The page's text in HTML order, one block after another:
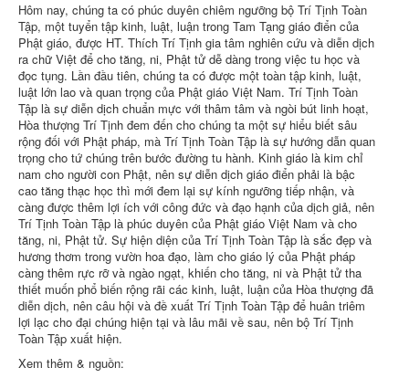
Hôm nay, chúng ta có phúc duyên chiêm ngưỡng bộ Trí Tịnh Toàn
Tập, một tuyển tập kinh, luật, luận trong Tam Tạng giáo điển của
Phật giáo, được HT. Thích Trí Tịnh gia tâm nghiên cứu và diễn dịch
ra chữ Việt để cho tăng, ni, Phật tử dễ dàng trong việc tu học và
đọc tụng. Lần đầu tiên, chúng ta có được một toàn tập kinh, luật,
luật lớn lao và quan trọng của Phật giáo Việt Nam. Trí Tịnh Toàn
Tập là sự diễn dịch chuẩn mực với thâm tâm và ngòi bút linh hoạt,
Hòa thượng Trí Tịnh đem đến cho chúng ta một sự hiểu biết sâu
rộng đối với Phật pháp, mà Trí Tịnh Toàn Tập là sự hướng dẫn quan
trọng cho tứ chúng trên bước đường tu hành. Kinh giáo là kim chỉ
nam cho người con Phật, nên sự diễn dịch giáo điển phải là bậc
cao tăng thạc học thì mới đem lại sự kính ngưỡng tiếp nhận, và
càng được thêm lợi ích với công đức và đạo hạnh của dịch giả, nên
Trí Tịnh Toàn Tập là phúc duyên của Phật giáo Việt Nam và cho
tăng, ni, Phật tử. Sự hiện diện của Trí Tịnh Toàn Tập là sắc đẹp và
hương thơm trong vườn hoa đạo, làm cho giáo lý của Phật pháp
càng thêm rực rỡ và ngào ngạt, khiến cho tăng, ni và Phật tử tha
thiết muốn phổ biến rộng rãi các kinh, luật, luận của Hòa thượng đã
diễn dịch, nên câu hội và đề xuất Trí Tịnh Toàn Tập để huân triêm
lợi lạc cho đại chúng hiện tại và lâu mãi về sau, nên bộ Trí Tịnh
Toàn Tập xuất hiện.
Xem thêm & nguồn: